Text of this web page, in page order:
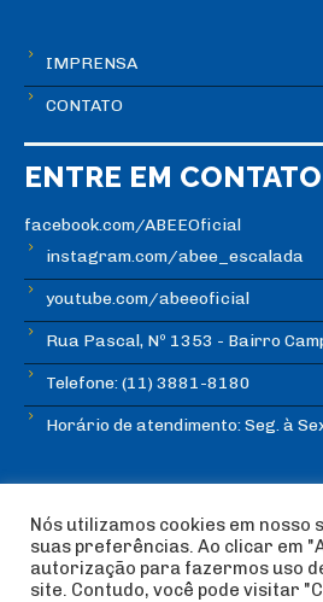
IMPRENSA
CONTATO
ENTRE EM CONTATO
facebook.com/ABEEOficial
instagram.com/abee_escalada
youtube.com/abeeoficial
Rua Pascal, Nº 1353 - Bairro
Telefone: (11) 3881-8180
Horário de atendimento: Seg. à
© Copyright ABEE | Associação
Esportiva 2018 | Design:
Nós utilizamos cookies em
suas preferências. Ao clicar em
autorização para fazermos uso
site. Contudo, você pode visitar